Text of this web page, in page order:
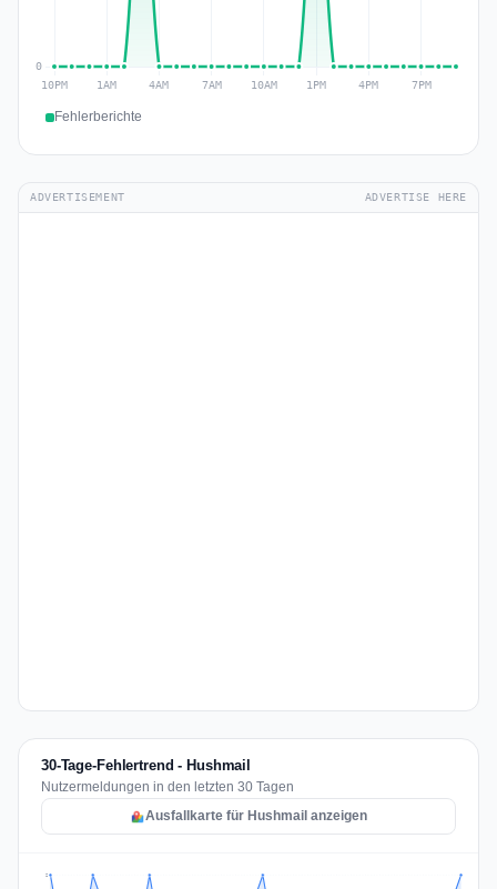
Fehlerberichte
ADVERTISEMENT ADVERTISE HERE
30-Tage-Fehlertrend - Hushmail
Nutzermeldungen in den letzten 30 Tagen
Ausfallkarte für Hushmail anzeigen
2